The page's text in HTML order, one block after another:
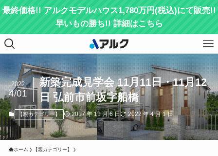
最終価格!! アルクモデルハウス1,780万円(税込)にて販売!!
早いもの勝ち!! 詳細はこちら
新築完成見学会 11月11日・11月12
日 弘前市前坂字船橋
2022
4/01
【親カテゴリー】 2017 年 11 月 6 日 2022 年 4 月 1 日
ホーム 【親カテゴリー】